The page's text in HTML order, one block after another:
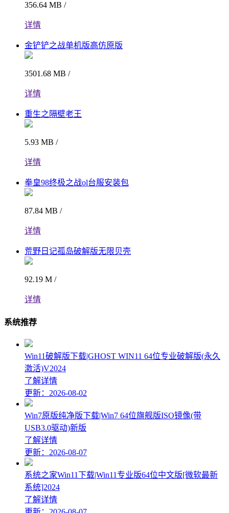
356.64 MB /
详情
金铲铲之战单机版高仿原版
3501.68 MB /
详情
重生之隔壁老王
5.93 MB /
详情
拳皇98终极之战ol台服安装包
87.84 MB /
详情
荒野日记孤岛破解版无限贝壳
92.19 M /
详情
系统推荐
Win11破解版下载|GHOST WIN11 64位专业破解版(永久
激活)V2024
了解详情
更新：2026-08-02
Win7原版纯净版下载|Win7 64位旗舰版ISO镜像(带
USB3.0驱动)新版
了解详情
更新：2026-08-07
系统之家Win11下载|Win11专业版64位中文版[微软最新
系统]2024
了解详情